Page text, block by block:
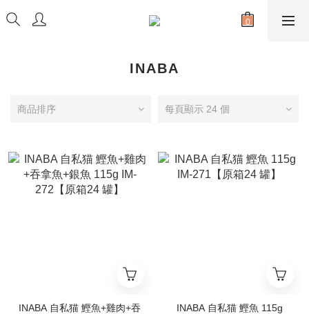
INABA
商品排序 每頁顯示 24 個
INABA 自私猫 鰹魚+雞肉+吞
INABA 自私猫 鰹魚 115g